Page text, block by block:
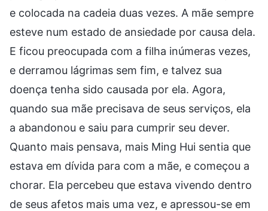
e colocada na cadeia duas vezes. A mãe sempre
esteve num estado de ansiedade por causa dela.
E ficou preocupada com a filha inúmeras vezes,
e derramou lágrimas sem fim, e talvez sua
doença tenha sido causada por ela. Agora,
quando sua mãe precisava de seus serviços, ela
a abandonou e saiu para cumprir seu dever.
Quanto mais pensava, mais Ming Hui sentia que
estava em dívida para com a mãe, e começou a
chorar. Ela percebeu que estava vivendo dentro
de seus afetos mais uma vez, e apressou-se em